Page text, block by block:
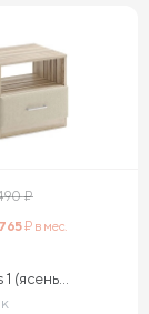
₽
765₽ в мес.
(ясень